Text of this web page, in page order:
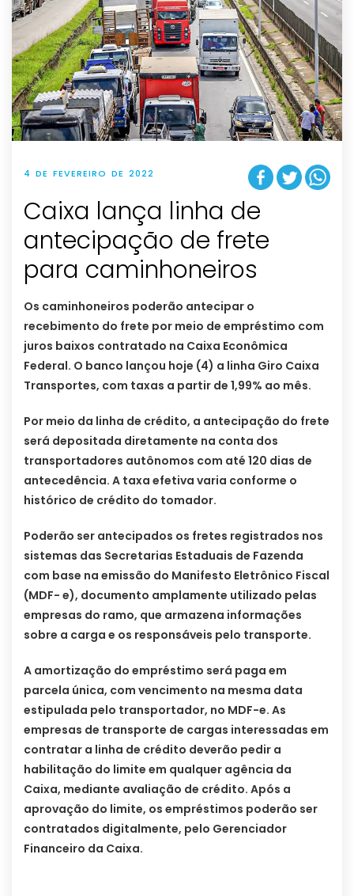
4 DE FEVEREIRO DE 2022
Caixa lança linha de
antecipação de frete
para caminhoneiros
Os caminhoneiros poderão antecipar o
recebimento do frete por meio de empréstimo com
juros baixos contratado na Caixa Econômica
Federal. O banco lançou hoje (4) a linha Giro Caixa
Transportes, com taxas a partir de 1,99% ao mês.
Por meio da linha de crédito, a antecipação do frete
será depositada diretamente na conta dos
transportadores autônomos com até 120 dias de
antecedência. A taxa efetiva varia conforme o
histórico de crédito do tomador.
Poderão ser antecipados os fretes registrados nos
sistemas das Secretarias Estaduais de Fazenda
com base na emissão do Manifesto Eletrônico Fiscal
(MDF- e), documento amplamente utilizado pelas
empresas do ramo, que armazena informações
sobre a carga e os responsáveis pelo transporte.
A amortização do empréstimo será paga em
parcela única, com vencimento na mesma data
estipulada pelo transportador, no MDF-e. As
empresas de transporte de cargas interessadas em
contratar a linha de crédito deverão pedir a
habilitação do limite em qualquer agência da
Caixa, mediante avaliação de crédito. Após a
aprovação do limite, os empréstimos poderão ser
contratados digitalmente, pelo Gerenciador
Financeiro da Caixa.